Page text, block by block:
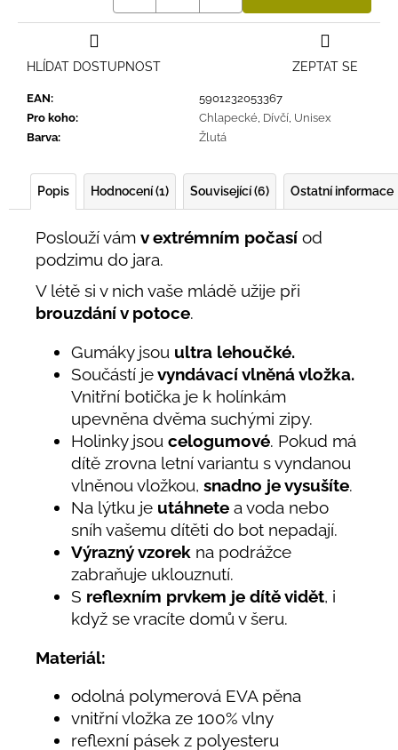
EAN:
5901232053367
Pro koho: Chlapecké, Dívčí, Unisex
Barva: Žlutá
ZEPTAT SE
HLÍDAT DOSTUPNOST
Popis Hodnocení (1) Související (6) Ostatní informace
Poslouží vám v extrémním počasí od
podzimu do jara.
V létě si v nich vaše mládě užije při
brouzdání v potoce.
Gumáky jsou ultra lehoučké.
Součástí jevyndávací vlněná vložka.
Vnitřní botička je k holínkám
upevněna dvěma suchými zipy.
Holinky jsou celogumové. Pokud má
dítě zrovna letní variantu s vyndanou
vlněnou vložkou, snadno je vysušíte.
Na lýtku je utáhnete a voda nebo
sníh vašemu dítěti do bot nepadají.
Výrazný vzorek na podrážce
zabraňuje uklouznutí.
S reflexním prvkem je dítě vidět, i
když se vracíte domů v šeru.
Materiál:
odolná polymerová EVA pěna
vnitřní vložka ze 100% vlny
reflexní pásek z polyesteru